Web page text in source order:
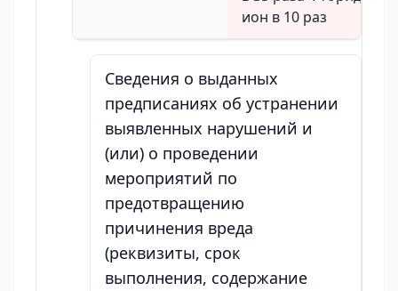
ион в 10 раз
Сведения о выданных
предписаниях об устранении
выявленных нарушений и
(или) о проведении
мероприятий по
предотвращению
причинения вреда
(реквизиты, срок
выполнения, содержание